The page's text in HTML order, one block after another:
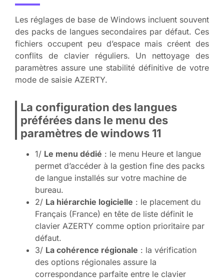
Les réglages de base de Windows incluent souvent
des packs de langues secondaires par défaut. Ces
fichiers occupent peu d’espace mais créent des
conflits de clavier réguliers. Un nettoyage des
paramètres assure une stabilité définitive de votre
mode de saisie AZERTY.
La configuration des langues
préférées dans le menu des
paramètres de windows 11
1/ Le menu dédié : le menu Heure et langue
permet d’accéder à la gestion fine des packs
de langue installés sur votre machine de
bureau.
2/ La hiérarchie logicielle : le placement du
Français (France) en tête de liste définit le
clavier AZERTY comme option prioritaire par
défaut.
3/ La cohérence régionale : la vérification
des options régionales assure la
correspondance parfaite entre le clavier